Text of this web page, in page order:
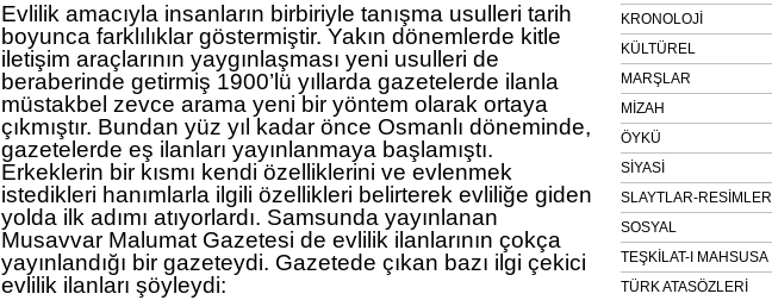
Evlilik amacıyla insanların birbiriyle tanışma usulleri tarih
boyunca farklılıklar göstermiştir. Yakın dönemlerde kitle
iletişim araçlarının yaygınlaşması yeni usulleri de
beraberinde getirmiş 1900’lü yıllarda gazetelerde ilanla
müstakbel zevce arama yeni bir yöntem olarak ortaya
çıkmıştır. Bundan yüz yıl kadar önce Osmanlı döneminde,
gazetelerde eş ilanları yayınlanmaya başlamıştı.
Erkeklerin bir kısmı kendi özelliklerini ve evlenmek
istedikleri hanımlarla ilgili özellikleri belirterek evliliğe giden
yolda ilk adımı atıyorlardı. Samsunda yayınlanan
Musavvar Malumat Gazetesi de evlilik ilanlarının çokça
yayınlandığı bir gazeteydi. Gazetede çıkan bazı ilgi çekici
evlilik ilanları şöyleydi:
KRONOLOJİ
KÜLTÜREL
MARŞLAR
MİZAH
ÖYKÜ
SİYASİ
SLAYTLAR-RESİMLER
SOSYAL
TEŞKİLAT-I MAHSUSA
TÜRK ATASÖZLERİ